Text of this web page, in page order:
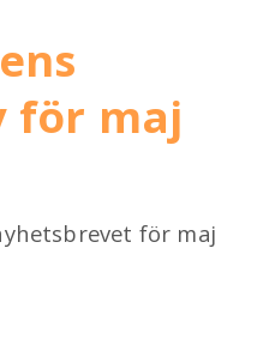
för maj
för maj